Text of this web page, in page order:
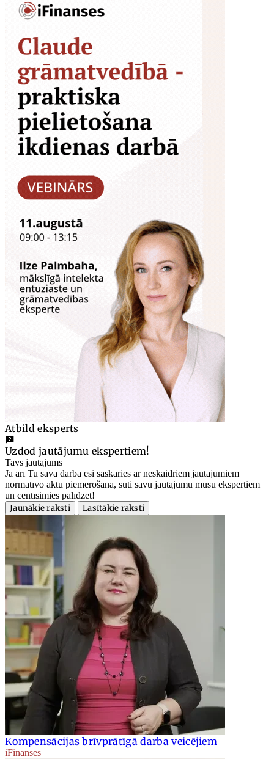
Atbild eksperts
Uzdod jautājumu ekspertiem!
Tavs jautājums
Ja arī Tu savā darbā esi saskāries ar neskaidriem jautājumiem
normatīvo aktu piemērošanā, sūti savu jautājumu mūsu ekspertiem
un centīsimies palīdzēt!
Jaunākie raksti
Lasītākie raksti
Kompensācijas brīvprātīgā darba veicējiem
iFinanses